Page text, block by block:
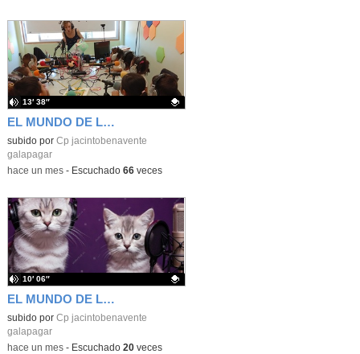
EL MUNDO DE LAS MARIQUITAS, por Infantil 3 años
Contenido educativo.
subido por Cp jacintobenavente
galapagar
13′ 38″
-hace un mes- Escuchado 66veces
EL MUNDO DE LOS GATOS 2ª PARTE
Contenido educativo.
subido por Cp jacintobenavente
galapagar
10′ 06″
-hace un mes- Escuchado 20veces